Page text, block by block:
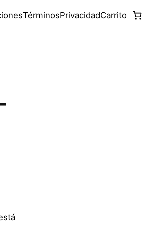
TérminosPrivacidadCarrito